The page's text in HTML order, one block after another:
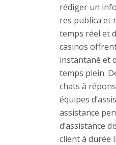
rédiger un
res publica et
temps réel et
casinos
instantané et
temps plein.
chats à
équipes
assistance
d’assistance
client à durée